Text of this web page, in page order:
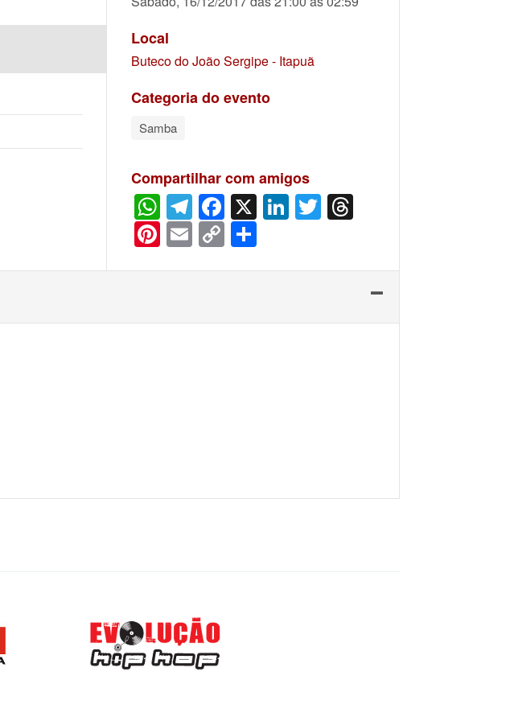
Local
Buteco do João Sergipe - Itapuã
Categoria do evento
Samba
Compartilhar com amigos
WhatsApp
Telegram
Facebook
X LinkedIn
Twitter
Pinterest
Email
Copy
Link